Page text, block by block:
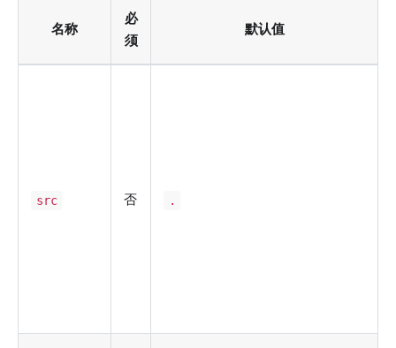
名称
必
须
默认值
src 否 .